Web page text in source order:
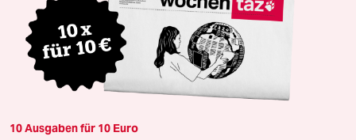
10 Ausgaben für 10 Euro